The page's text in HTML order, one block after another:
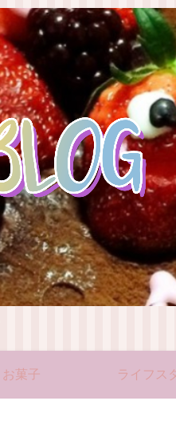
お菓子 ライフス